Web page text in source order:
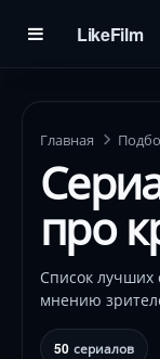
LikeFilm
Главная
про
Список
мнению
50 сериалов